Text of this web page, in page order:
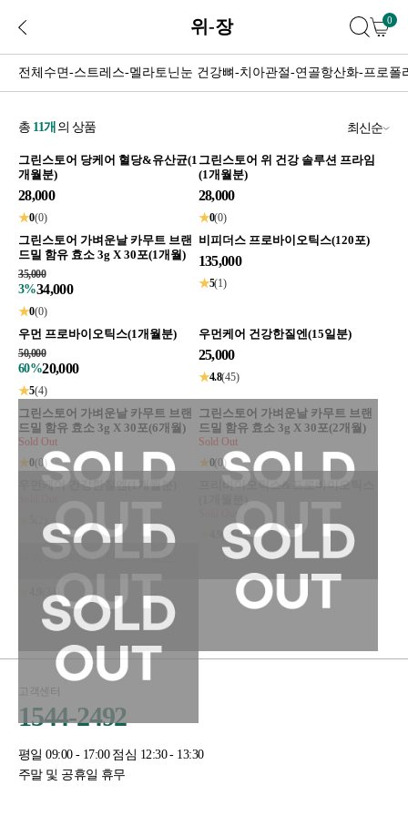
위-장 0
전체 수면-스트레스-멜라토닌 눈 건강뼈-치아관절-연골항산화-프로폴
총 11개 의 상품 최신순
그린스토어 당케어 혈당&유산균(1
개월분)
28,000
★0(0)
그린스토어 위 건강 솔루션 프라임
(1개월분)
28,000
★0(0)
그린스토어 가벼운날 카무트 브랜
드밀 함유 효소 3g X 30포(1개월)
35,000
3%34,000
★0(0)
비피더스 프로바이오틱스(120포)
135,000
★5(1)
우먼 프로바이오틱스(1개월분)
50,000
60%20,000
★5(4)
우먼케어 건강한질엔(15일분)
25,000
★4.8(45)
그린스토어 가벼운날 카무트 브랜
드밀 함유 효소 3g X 30포(6개월)
Sold Out
★0(0)
그린스토어 가벼운날 카무트 브랜
드밀 함유 효소 3g X 30포(2개월)
Sold Out
★0(0)
우먼케어 건강한질엔(1개월분)
프리바이오틱스&프로바이오틱스
(1개월분)
(25)
(34)
고객센터
1544-2492
평일 09:00 - 17:00 점심 12:30 - 13:30
주말 및 공휴일 휴무